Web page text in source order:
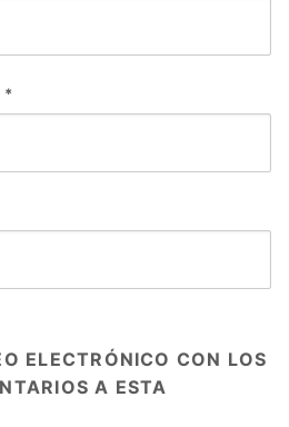
*
ELECTRÓNICO CON LOS
A ESTA